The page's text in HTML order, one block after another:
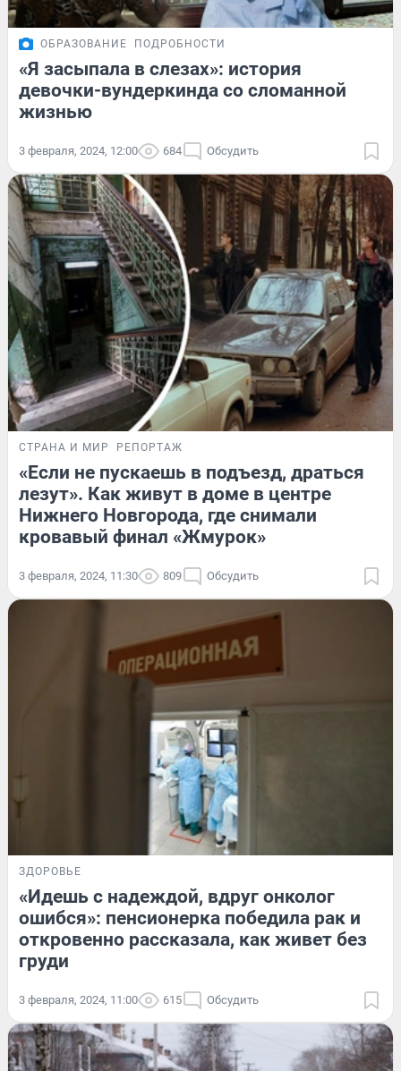
ОБРАЗОВАНИЕ ПОДРОБНОСТИ
«Я засыпала в слезах»: история
девочки-вундеркинда со сломанной
жизнью
3 февраля, 2024, 12:00 684 Обсудить
СТРАНА И МИР РЕПОРТАЖ
«Если не пускаешь в подъезд, драться
лезут». Как живут в доме в центре
Нижнего Новгорода, где снимали
кровавый финал «Жмурок»
3 февраля, 2024, 11:30 809 Обсудить
ЗДОРОВЬЕ
«Идешь с надеждой, вдруг онколог
ошибся»: пенсионерка победила рак и
откровенно рассказала, как живет без
груди
3 февраля, 2024, 11:00 615 Обсудить